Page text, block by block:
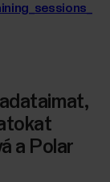
a Polar